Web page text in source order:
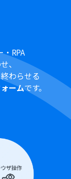
ォルダは、そ
。
分の間隔で起動
ますので、ご注意
る機能、ブラウ
ただける機能と
定しているフロ
りますので、ご注
無料トライアル
中には制限対象の
することができ
RPA
、
わらせる
ームです。